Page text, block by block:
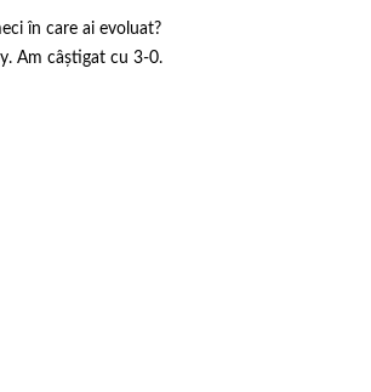
în care ai evoluat?
Am câștigat cu 3-0.